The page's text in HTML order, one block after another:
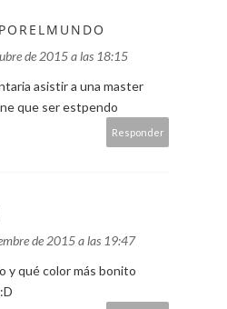
de 2015 a las 18:15
asistir a una master
que ser estpendo
Responder
de 2015 a las 19:47
y qué color más bonito